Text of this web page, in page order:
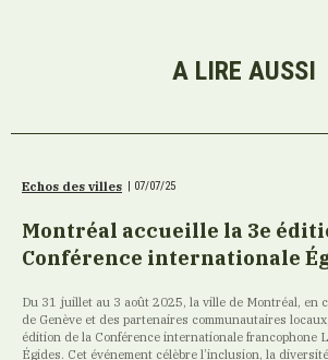
A LIRE AUSSI
Echos des villes | 07/07/25
Montréal accueille la 3e
Conférence internationale
Du 31 juillet au 3 août 2025, la ville de Montréal, en
de Genève et des partenaires communautaires
édition de la Conférence internationale francophone
Égides. Cet événement célèbre l’inclusion, la